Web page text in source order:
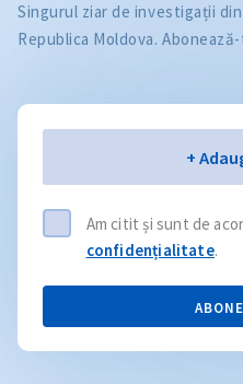
Singurul ziar de investigații din
Republica Moldova.
+
Am citit și sunt de
confidențialitate.